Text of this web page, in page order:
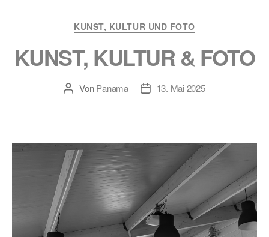
Kategorien
KUNST, KULTUR UND FOTO
KUNST, KULTUR & FOTO
Beitragsautor
VonPanama Veröffentlichungsdatum
13. Mai 2025